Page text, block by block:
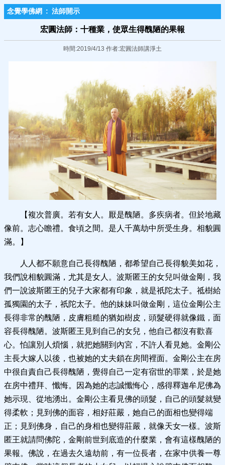
念覺學佛網 : 法師開示
宏圓法師：十種業，使眾生得醜陋的果報
時間:2019/4/13 作者:宏圓法師講淨土
【複次普廣。若有女人。厭是醜陋。多疾病者。但於地藏
像前。志心瞻禮。食頃之間。是人千萬劫中所受生身。相貌圓
滿。】
人人都不願意自己長得醜陋，都希望自己長得貌美如花，
我們說相貌圓滿，尤其是女人。波斯匿王的女兒叫做金剛，我
們一說波斯匿王的兒子大家都有印象，就是祇陀太子。祗樹給
孤獨園的太子，祇陀太子。他的妹妹叫做金剛，這位金剛公主
長得非常的醜陋，皮膚粗糙的猶如樹皮，頭髮硬得就像鐵，面
容長得醜陋。波斯匿王見到自己的女兒，他自己都沒有歡喜
心。怕讓別人煩惱，就把她關到內宮，不許人看見她。金剛公
主長大嫁人以後，也被她的丈夫鎖在房間裡面。金剛公主在房
中很自責自己長得醜陋，覺得自己一定有宿世的罪業，於是她
在房中禮拜、懺悔。因為她的志誠懺悔心，感得釋迦牟尼佛為
她示現、從地湧出。金剛公主看見佛的頭髮，自己的頭髮就變
得柔軟；見到佛的面容，相好莊嚴，她自己的面相也變得端
正；見到佛身，自己的身相也變得莊嚴，就像天女一樣。波斯
匿王就請問佛陀，金剛前世到底造的什麼業，會有這樣醜陋的
果報。佛說，在過去久遠劫前，有一位長者，在家中供養一尊